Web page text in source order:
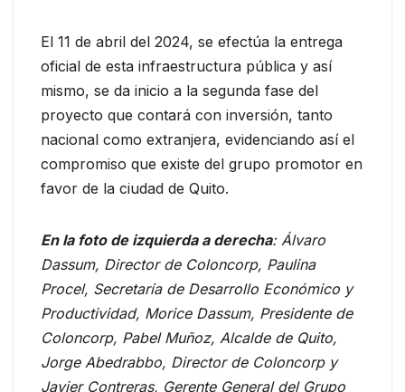
El 11 de abril del 2024, se efectúa la entrega
oficial de esta infraestructura pública y así
mismo, se da inicio a la segunda fase del
proyecto que contará con inversión, tanto
nacional como extranjera, evidenciando así el
compromiso que existe del grupo promotor en
favor de la ciudad de Quito.
En la foto de izquierda a derecha: Álvaro
Dassum, Director de Coloncorp, Paulina
Procel, Secretaría de Desarrollo Económico y
Productividad, Morice Dassum, Presidente de
Coloncorp, Pabel Muñoz, Alcalde de Quito,
Jorge Abedrabbo, Director de Coloncorp y
Javier Contreras, Gerente General del Grupo